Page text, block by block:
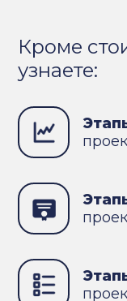
Кроме
узнаете: